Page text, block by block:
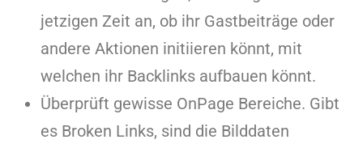
jetzigen Zeit an, ob ihr Gastbeiträge oder
andere Aktionen initiieren könnt, mit
welchen ihr Backlinks aufbauen könnt.
Überprüft gewisse OnPage Bereiche. Gibt
es Broken Links, sind die Bilddaten